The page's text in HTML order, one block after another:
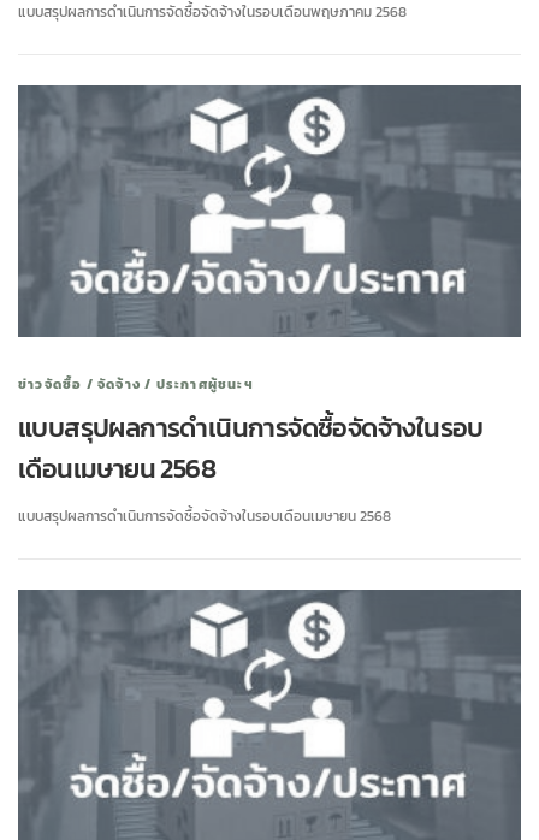
แบบสรุปผลการดำเนินการจัดซื้อจัดจ้างในรอบเดือนพฤษภาคม 2568
ข่าวจัดซื้อ / จัดจ้าง / ประกาศผู้ชนะฯ
แบบสรุปผลการดำเนินการจัดซื้อจัดจ้างในรอบ
เดือนเมษายน 2568
แบบสรุปผลการดำเนินการจัดซื้อจัดจ้างในรอบเดือนเมษายน 2568